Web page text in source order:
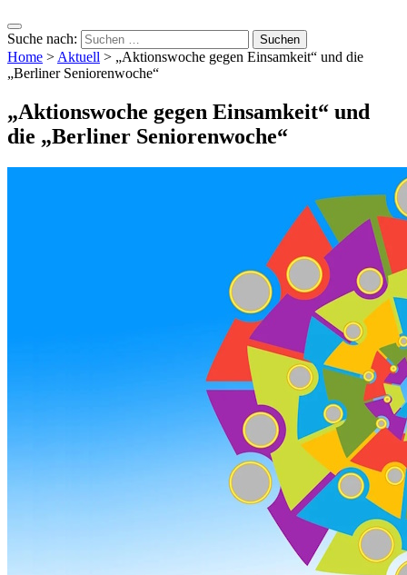
Suche nach:
Home >Aktuell > „Aktionswoche gegen Einsamkeit“ und die
„Berliner Seniorenwoche“
„Aktionswoche gegen Einsamkeit“ und
die „Berliner Seniorenwoche“